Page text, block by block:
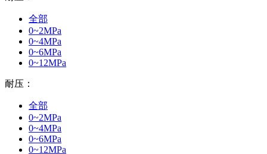
全部
0~2MPa
0~4MPa
0~6MPa
0~12MPa
耐压：
全部
0~2MPa
0~4MPa
0~6MPa
0~12MPa